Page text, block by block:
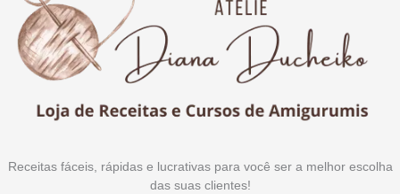
Receitas fáceis, rápidas e lucrativas para você ser a melhor escolha
das suas clientes!